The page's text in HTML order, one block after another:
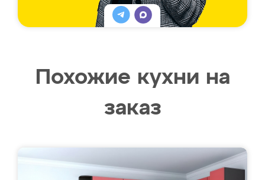
Похожие кухни на
заказ